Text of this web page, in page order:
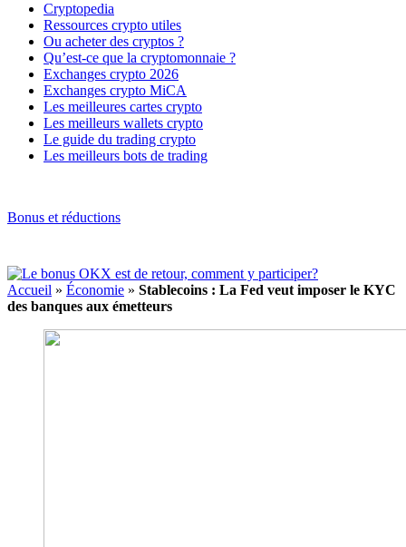
Cryptopedia
Ressources crypto utiles
Ou acheter des cryptos ?
Qu’est-ce que la cryptomonnaie ?
Exchanges crypto 2026
Exchanges crypto MiCA
Les meilleures cartes crypto
Les meilleurs wallets crypto
Le guide du trading crypto
Les meilleurs bots de trading
Bonus et réductions
Accueil » Économie » Stablecoins : La Fed veut imposer le KYC
des banques aux émetteurs